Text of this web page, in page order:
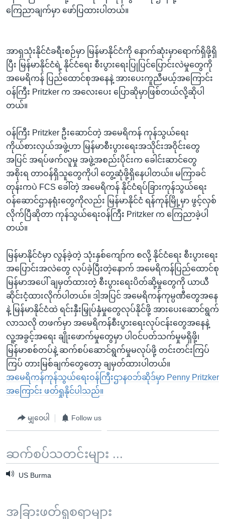
ကြေညာချက်မှာ ဖော်ပြထားပါတယ်။
အာရှသုံးနိုင်ငံခရီးစဉ်မှာ မြန်မာနိုင်ငံကို နောက်ဆုံးမှာရောက်ရှိဖို့ရှိ
ပြီး မြန်မာနိုင်ငံရဲ့ နိုင်ငံရေး စီးပွားရေးပြုပြင်ပြောင်းလဲမှုတွေကို
အမေရိကန် ပြည်ထောင်စုအနေနဲ့ အားပေးကူညီမယ့်အကြောင်း
ဝန်ကြီး Pritzker က အလေးပေး ပြောဆိုမှာဖြစ်တယ်လို့ဆိုပါ
တယ်။
ဝန်ကြီး Pritzker ဦးဆောင်တဲ့ အမေရိကန် ကုန်သွယ်ရေး
ကိုယ်စားလှယ်အဖွဲ့ဟာ မြန်မာစီးပွားရေးအသိုင်းအဝိုင်းတွေ
အပြင် အရပ်ဖက်လူမှု အဖွဲ့အစည်းပိုင်းက ခေါင်းဆာင်တွေ
အစိုးရ တာဝန်ရှိသူတွေကိုပါ တွေ့ဆုံဖို့ရှိနေပါတယ်။ မကြာခင်
တုန်းကပဲ FCS ခေါ်တဲ့ အမေရိကန် နိုင်ငံရပ်ခြားကုန်သွယ်ရေး
ဝန်ဆောင်ဌာနရုံးတွေကိုလည်း မြန်မာနိုင်ငံ ရန်ကုန်မြို့မှာ ဖွင့်လှစ်
လိုက်ပြီဆိုတာ ကုန်သွယ်ရေးဝန်ကြီး Pritzker က ကြေညာခဲ့ပါ
တယ်။
မြန်မာနိုင်ငံမှာ လွန်ခဲ့တဲ့ သုံးနှစ်ကျော်က စလို့ နိုင်ငံရေး စီးပွားရေး
အပြောင်းအလဲတွေ လုပ်ခဲ့ပြီးတဲ့နောက် အမေရိကန်ပြည်ထောင်စု
မြန်မာအပေါ် ချမှတ်ထားတဲ့ စီးပွားရေးပိတ်ဆို့မှုတွေကို ယာယီ
ဆိုင်းငံ့ထားလိုက်ပါတယ်။ ဒါ့အပြင် အမေရိကန်ကုမ္ပဏီတွေအနေ
နဲ့ မြန်မာနိုင်ငံထဲ ရင်းနှီးမြှုပ်နှံမှုတွေလုပ်နိုင်ဖို့ အားပေးဆောင်ရွက်
လာသလို တဖက်မှာ အမေရိကန်စီးပွားရေးလုပ်ငန်းတွေအနေနဲ့
လူ့အခွင့်အရေး ချိုးဖောက်မှုတွေမှာ ပါဝင်ပတ်သက်မှုမရှိဖို့၊
မြန်မာစစ်တပ်နဲ့ ဆက်စပ်ဆောင်ရွက်မှုမလုပ်ဖို့ တင်းတင်းကြပ်
ကြပ် တားမြစ်ချက်တွေတော့ ချမှတ်ထားပါတယ်။
အမေရိကန်ကုန်သွယ်ရေးဝန်ကြီးဌာနဝဘ်ဆိုဒ်မှာ Penny Pritzker
အကြောင်း ဖတ်ရှုနိုင်ပါသည်။
မျှဝေပါ Follow us
ဆက်စပ်သတင်းများ ...
US Burma
အခြားဖတ်ရှုစရာများ